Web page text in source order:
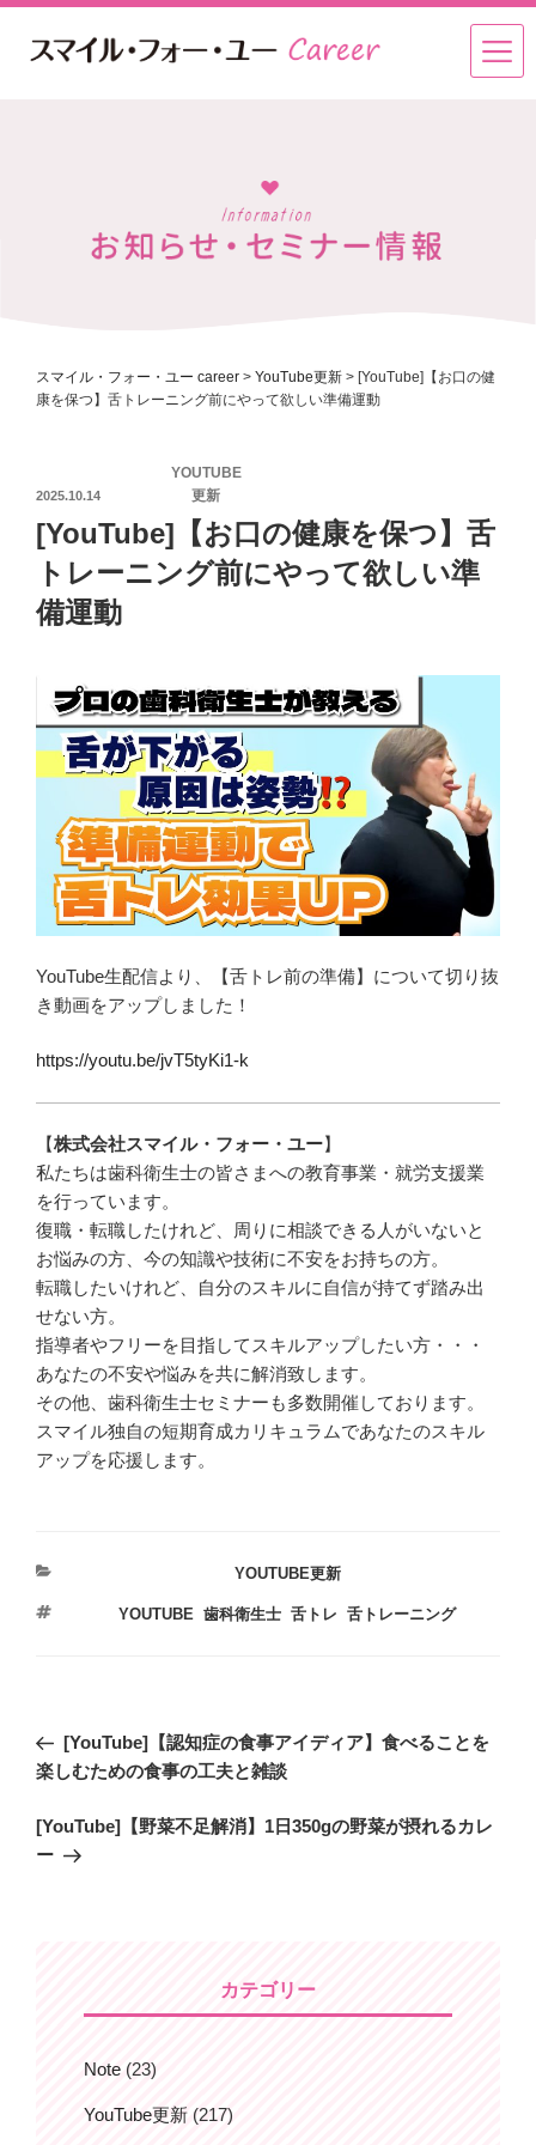
スマイル・フォー・ユー career > YouTube更新 > [YouTube]【お口の健
康を保つ】舌トレーニング前にやって欲しい準備運動
稿
2025.10.14
YOUTUBE
更新
[YouTube]【お口の健康を保つ】舌
トレーニング前にやって欲しい準
備運動
YouTube生配信より、【舌トレ前の準備】について切り抜
き動画をアップしました！
https://youtu.be/jvT5tyKi1-k
【株式会社スマイル・フォー・ユー】
私たちは歯科衛生士の皆さまへの教育事業・就労支援業
を行っています。
復職・転職したけれど、周りに相談できる人がいないと
お悩みの方、今の知識や技術に不安をお持ちの方。
転職したいけれど、自分のスキルに自信が持てず踏み出
せない方。
指導者やフリーを目指してスキルアップしたい方・・・
あなたの不安や悩みを共に解消致します。
その他、歯科衛生士セミナーも多数開催しております。
スマイル独自の短期育成カリキュラムであなたのスキル
アップを応援します。
カ
ゴ
YOUTUBE更新
タ
YOUTUBE ,歯科衛生士 ,舌トレ ,舌トレーニング
稿
ビ
ゲ
過
去
投
稿
[YouTube]【認知症の食事アイディア】食べることを
楽しむための食事の工夫と雑談
次
の
[YouTube]【野菜不足解消】1日350gの野菜が摂れるカレ
ー
カテゴリー
Note (23)
YouTube更新 (217)